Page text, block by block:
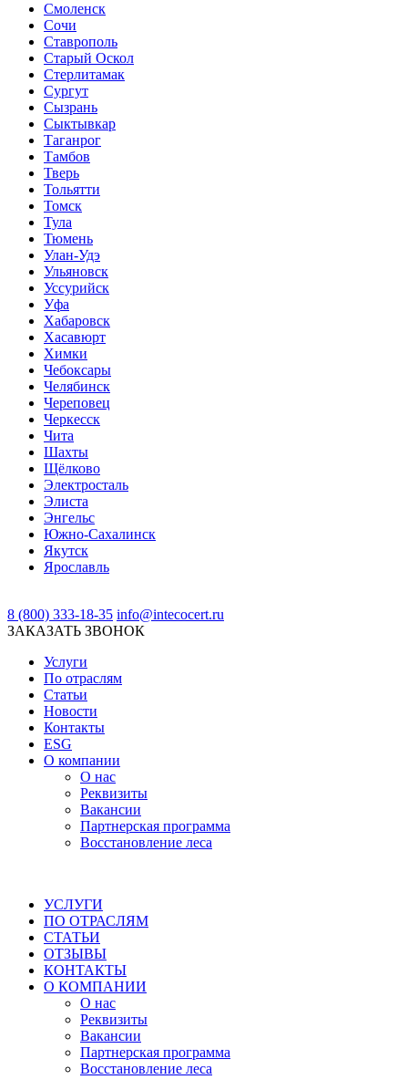
Смоленск
Сочи
Ставрополь
Старый Оскол
Стерлитамак
Сургут
Сызрань
Сыктывкар
Таганрог
Тамбов
Тверь
Тольятти
Томск
Тула
Тюмень
Улан-Удэ
Ульяновск
Уссурийск
Уфа
Хабаровск
Хасавюрт
Химки
Чебоксары
Челябинск
Череповец
Черкесск
Чита
Шахты
Щёлково
Электросталь
Элиста
Энгельс
Южно-Сахалинск
Якутск
Ярославль
8 (800) 333-18-35 info@intecocert.ru
ЗАКАЗАТЬ ЗВОНОК
Услуги
По отраслям
Статьи
Новости
Контакты
ESG
О компании
О нас
Реквизиты
Вакансии
Партнерская программа
Восстановление леса
УСЛУГИ
ПО ОТРАСЛЯМ
СТАТЬИ
ОТЗЫВЫ
КОНТАКТЫ
О КОМПАНИИ
О нас
Реквизиты
Вакансии
Партнерская программа
Восстановление леса